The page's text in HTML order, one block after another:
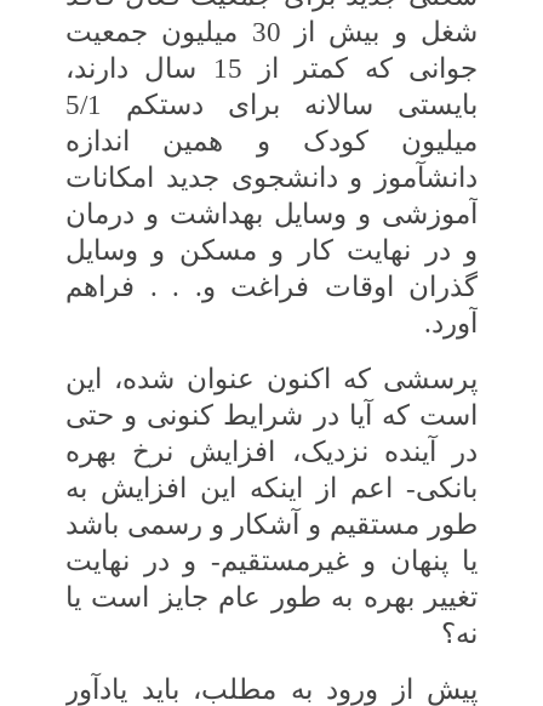
شغل و بیش از 30 میلیون جمعیت
جوانی که کمتر از 15 سال دارند،
بایستی سالانه برای دست‏کم 5/1
میلیون کودک و همین اندازه
دانش‏آموز و دانشجوی جدید امکانات
آموزشی و وسایل‏ بهداشت و درمان
و در نهایت کار و مسکن و وسایل
گذران اوقات فراغت و. . . فراهم
آورد.
پرسشی که اکنون عنوان شده، این
است که آیا در شرایط کنونی و حتی
در آینده نزدیک، افزایش‏ نرخ بهره
بانکی- اعم از اینکه این افزایش‏ به‏
طور مستقیم و آشکار و رسمی باشد
یا پنهان و غیرمستقیم- و در نهایت
تغییر بهره به‏ طور عام‏ جایز است یا
نه؟
پیش از ورود به مطلب، باید یادآور